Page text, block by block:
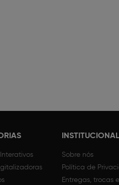
INSTITUCIONAL
Sobre nós
Política de
Entregas, trocas